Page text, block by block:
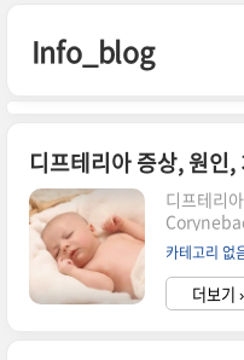
Info_blog
디프테리아 증상, 원인,
디프테리
는 감염병
미칩니다.
으며, 예방
니다. 1.
카테고리 없
더보기